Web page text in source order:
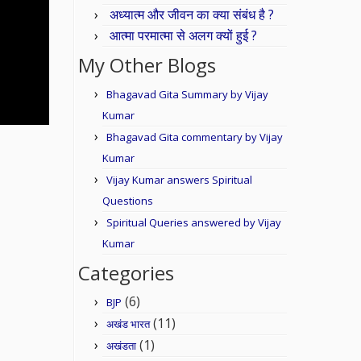
अध्यात्म और जीवन का क्या संबंध है ?
आत्मा परमात्मा से अलग क्यों हुई ?
My Other Blogs
Bhagavad Gita Summary by Vijay
Kumar
Bhagavad Gita commentary by Vijay
Kumar
Vijay Kumar answers Spiritual
Questions
Spiritual Queries answered by Vijay
Kumar
Categories
BJP (6)
अखंड भारत(11)
अखंडता (1)